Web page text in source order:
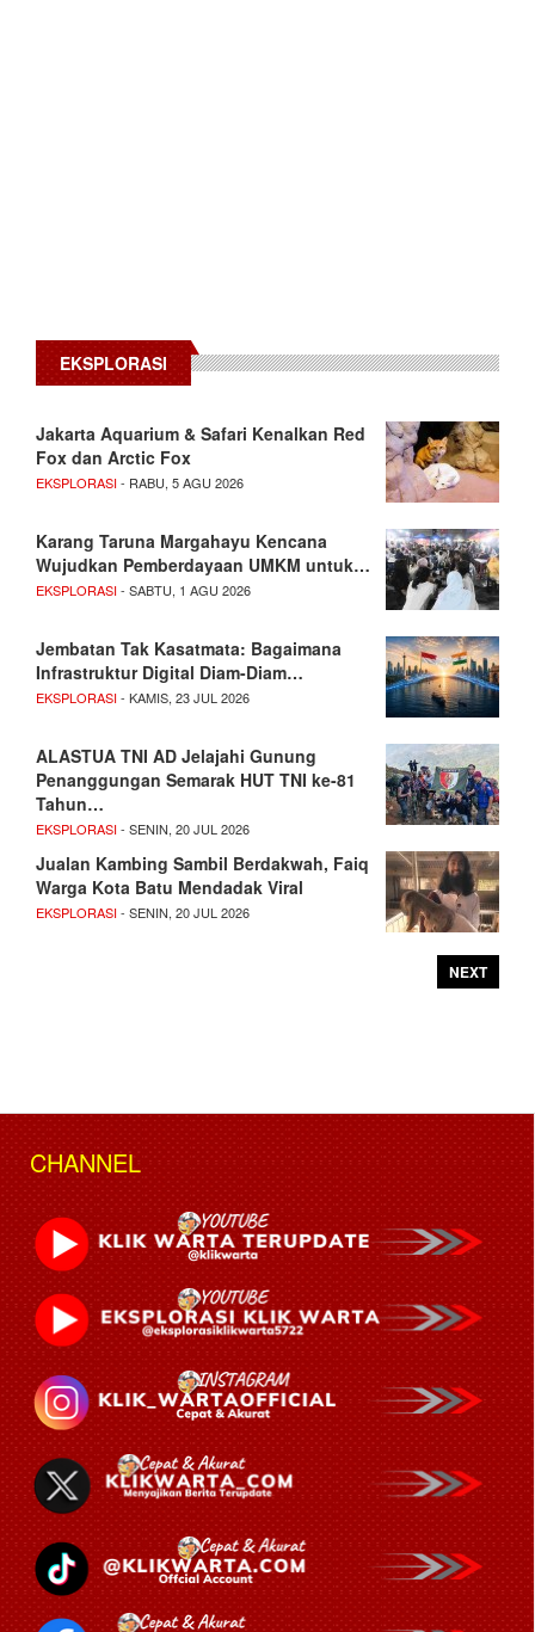
EKSPLORASI
Jakarta Aquarium & Safari Kenalkan Red
Fox dan Arctic Fox
EKSPLORASI- RABU, 5 AGU 2026
Karang Taruna Margahayu Kencana
Wujudkan Pemberdayaan UMKM untuk…
EKSPLORASI- SABTU, 1 AGU 2026
Jembatan Tak Kasatmata: Bagaimana
Infrastruktur Digital Diam-Diam…
EKSPLORASI- KAMIS, 23 JUL 2026
ALASTUA TNI AD Jelajahi Gunung
Penanggungan Semarak HUT TNI ke-81
Tahun…
EKSPLORASI- SENIN, 20 JUL 2026
Jualan Kambing Sambil Berdakwah, Faiq
Warga Kota Batu Mendadak Viral
EKSPLORASI- SENIN, 20 JUL 2026
NEXT
CHANNEL